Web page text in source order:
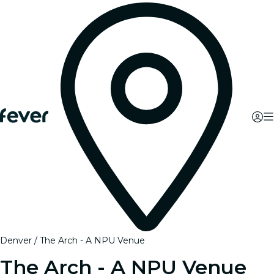
Denver The Arch - A NPU Venue
The Arch - A NPU Venue